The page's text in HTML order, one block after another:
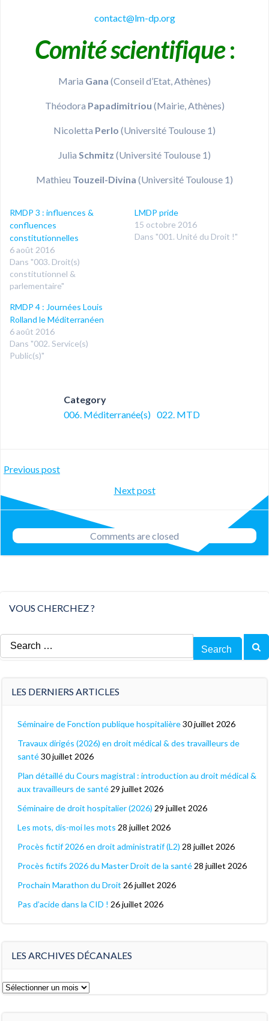
contact@lm-dp.org
Comité scientifique:
Maria Gana (Conseil d’Etat, Athènes)
Théodora Papadimitriou (Mairie, Athènes)
Nicoletta Perlo (Université Toulouse 1)
Julia Schmitz (Université Toulouse 1)
Mathieu Touzeil-Divina (Université Toulouse 1)
RMDP 3 : influences &
confluences
constitutionnelles
6 août 2016
Dans "003. Droit(s)
constitutionnel &
parlementaire"
LMDP pride
15 octobre 2016
Dans "001. Unité du Droit !"
RMDP 4 : Journées Louis
Rolland le Méditerranéen
6 août 2016
Dans "002. Service(s)
Public(s)"
Category
006. Méditerranée(s) 022. MTD
Post
navigation
Previous post
Post
navigation
Next post
Comments are closed
VOUS CHERCHEZ ?
Search
for:
LES DERNIERS ARTICLES
Séminaire de Fonction publique hospitalière30 juillet 2026
Travaux dirigés (2026) en droit médical & des travailleurs de
santé30 juillet 2026
Plan détaillé du Cours magistral : introduction au droit médical &
aux travailleurs de santé 29 juillet 2026
Séminaire de droit hospitalier (2026) 29 juillet 2026
Les mots, dis-moi les mots 28 juillet 2026
Procès fictif 2026 en droit administratif (L2) 28 juillet 2026
Procès fictifs 2026 du Master Droit de la santé 28 juillet 2026
Prochain Marathon du Droit 26 juillet 2026
Pas d’acide dans la CID ! 26 juillet 2026
LES ARCHIVES DÉCANALES
Les